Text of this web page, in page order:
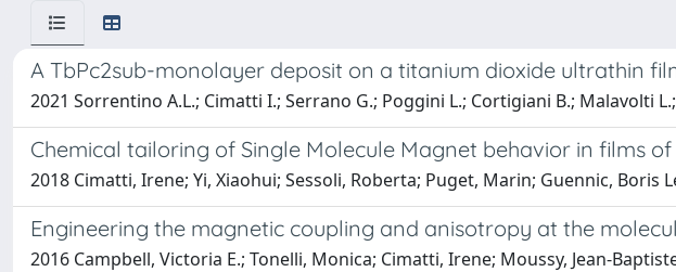
A TbPc2sub-monolayer deposit on a titanium dioxide ultrathin
2021 Sorrentino A.L.; Cimatti I.; Serrano G.; Poggini L.; Cortigiani B.; Malavolti
Chemical tailoring of Single Molecule Magnet behavior in films
2018 Cimatti, Irene; Yi, Xiaohui; Sessoli, Roberta; Puget, Marin; Guennic,
Engineering the magnetic coupling and anisotropy at the
2016 Campbell, Victoria E.; Tonelli, Monica; Cimatti, Irene; Moussy, Jean-